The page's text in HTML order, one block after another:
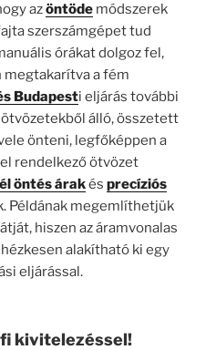
azöntödemódszerek
szerszámgépet tud
órákat dolgoz fel,
a fém
Budapesti eljárás további
álló, összetett
önteni, legfőképpen a
rendelkező ötvözet
öntés árakés precíziós
Példának megemlíthetjük
hiszen az áramvonalas
alakítható ki egy
eljárással.
kivitelezéssel!